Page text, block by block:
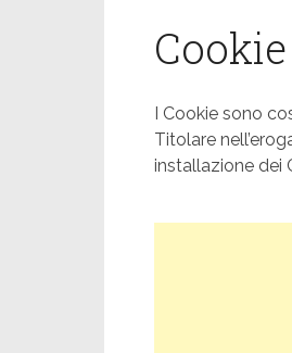
I Cookie sono
Titolare
installazione dei